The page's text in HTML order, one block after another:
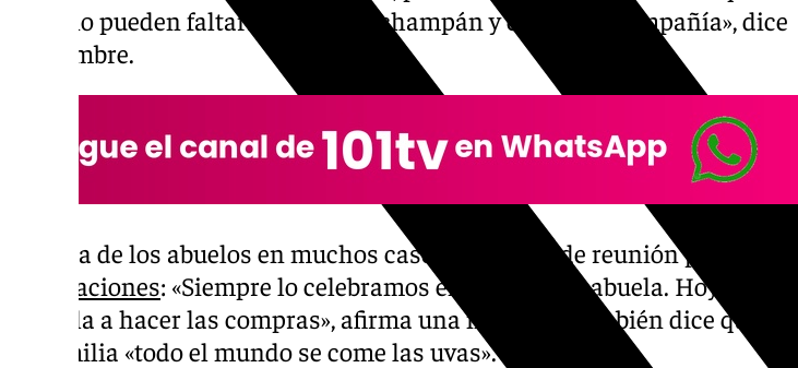
uvas no pueden faltar: «Con uvas, champán y en buena compañía», dice
un hombre.
La casa de los abuelos en muchos casos es el sitio de reunión para las
celebraciones: «Siempre lo celebramos en casa de mi abuela. Hoy he ido
con ella a hacer las compras», afirma una niña, que también dice que en
su familia «todo el mundo se come las uvas».